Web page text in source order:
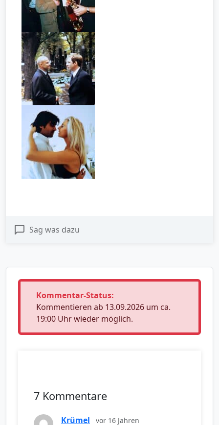
Sag was dazu
Kommentar-Status:
Kommentieren ab 13.09.2026 um ca.
19:00 Uhr wieder möglich.
7 Kommentare
Krümel vor 16 Jahren